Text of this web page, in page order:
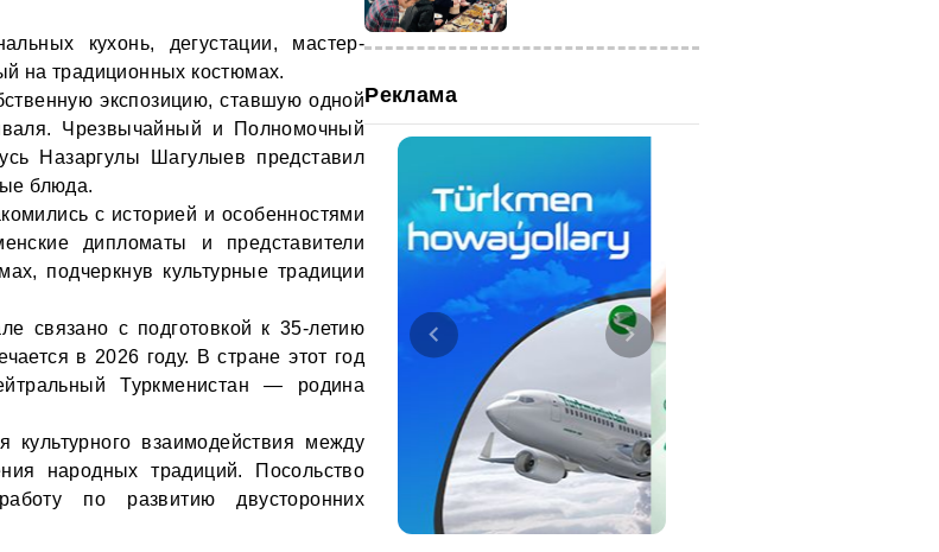
кухонь, дегустации, мастер-
на традиционных костюмах.
экспозицию, ставшую одной
Чрезвычайный и Полномочный
Назаргулы Шагулыев представил
блюда.
с историей и особенностями
дипломаты и представители
подчеркнув культурные традиции
связано с подготовкой к 35-летию
в 2026 году. В стране этот год
Туркменистан — родина
взаимодействия между
народных традиций. Посольство
по развитию двусторонних
Реклама